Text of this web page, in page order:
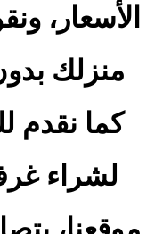
الأسعار،
منزلك
كما نقدم
لشراء